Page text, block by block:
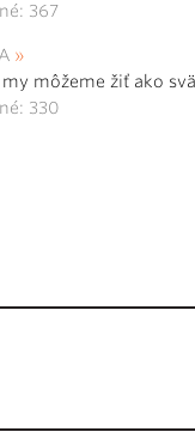
367
môžeme žiť ako
330